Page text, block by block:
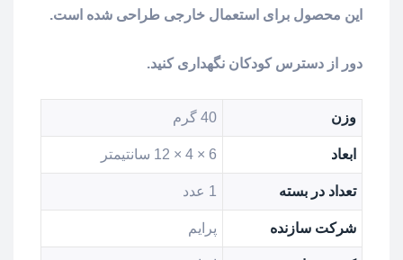
این محصول برای استعمال خارجی طراحی شده است.
دور از دسترس کودکان نگهداری کنید.
وزن 40 گرم
ابعاد 6 × 4 × 12 سانتیمتر
تعداد در بسته 1 عدد
شرکت سازنده پرایم